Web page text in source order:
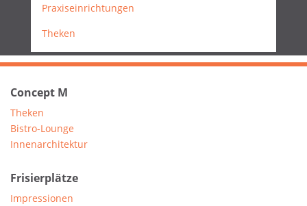
Praxiseinrichtungen
Theken
Concept M
Theken
Bistro-Lounge
Innenarchitektur
Frisierplätze
Impressionen